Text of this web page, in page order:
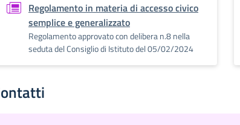
Regolamento in materia di accesso civico
semplice e generalizzato
Regolamento approvato con delibera n.8 nella
seduta del Consiglio di Istituto del 05/02/2024